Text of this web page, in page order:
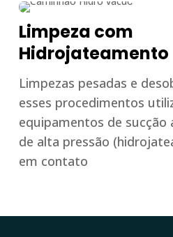
Limpeza com
Hidrojateamento
Limpezas pesadas e
esses procedimentos
equipamentos de sucção
de alta pressão
em contato